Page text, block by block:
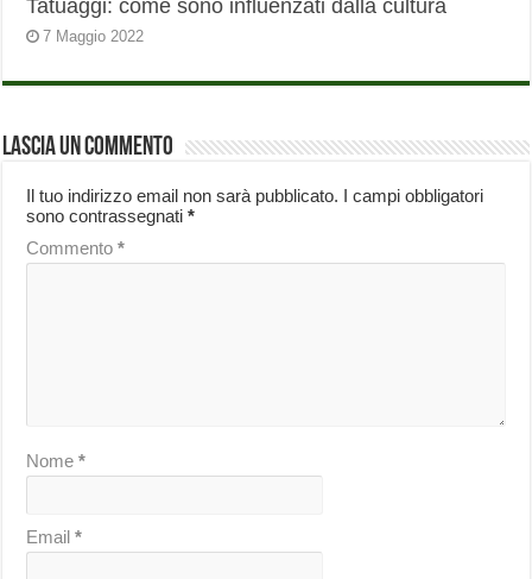
Tatuaggi: come sono influenzati dalla cultura
7 Maggio 2022
Lascia un commento
Il tuo indirizzo email non sarà pubblicato. I campi obbligatori
sono contrassegnati*
Commento*
Nome*
Email*